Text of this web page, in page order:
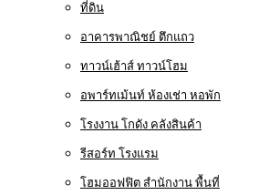
ที่ดิน
อาคารพาณิชย์ ตึกแถว
ทาวน์เฮ้าส์ ทาวน์โฮม
อพาร์ทเม้นท์ ห้องเช่า หอพัก
โรงงาน โกดัง คลังสินค้า
รีสอร์ท โรงแรม
โฮมออฟฟิต สำนักงาน พื้นที่